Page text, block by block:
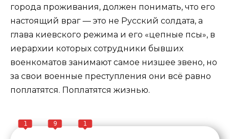
города проживания, должен понимать, что его
настоящий враг — это не Русский солдата, а
глава киевского режима и его «цепные псы», в
иерархии которых сотрудники бывших
военкоматов занимают самое низшее звено, но
за свои военные преступления они всё равно
поплатятся. Поплатятся жизнью.
1 9 1